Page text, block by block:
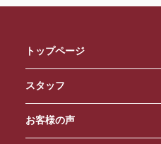
トップページ
スタッフ
お客様の声